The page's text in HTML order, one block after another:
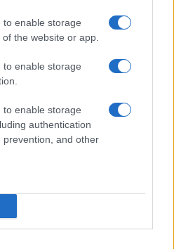
to enable storage
the website or app.
to enable storage
to enable storage
authentication
and other
Policy
per tema
degli autori
web dedicato a frasi,
del web (137.901 frasi in
• La riproduzione dei testi è
secondo la Licenza
sugli acquisti idonei. •